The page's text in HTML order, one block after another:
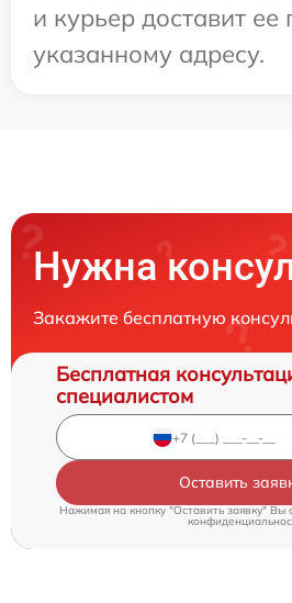
и курьер доставит ее
указанному адресу.
Нужна
Закажите бесплатную
Бесплатная
специалистом
Оставить
Нажимая на кнопку "Оставить заявку" Вы